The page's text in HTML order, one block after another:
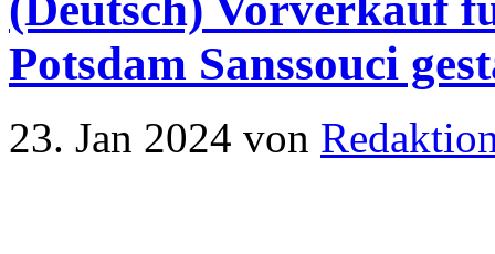
Potsdam Sanssouci
23. Jan 2024 von